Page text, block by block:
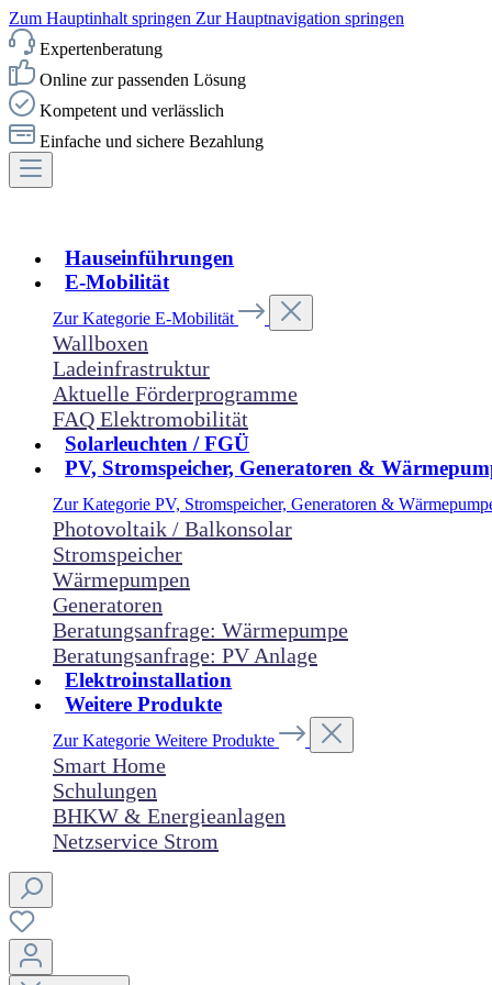
Zum Hauptinhalt springen Zur Hauptnavigation springen
Expertenberatung
Online zur passenden Lösung
Kompetent und verlässlich
Einfache und sichere Bezahlung
Hauseinführungen
E-Mobilität
Zur Kategorie E-Mobilität
Wallboxen
Ladeinfrastruktur
Aktuelle Förderprogramme
FAQ Elektromobilität
Solarleuchten / FGÜ
PV, Stromspeicher, Generatoren &
Zur Kategorie PV, Stromspeicher, Generatoren &
Photovoltaik / Balkonsolar
Stromspeicher
Wärmepumpen
Generatoren
Beratungsanfrage: Wärmepumpe
Beratungsanfrage: PV Anlage
Elektroinstallation
Weitere Produkte
Zur Kategorie Weitere Produkte
Smart Home
Schulungen
BHKW & Energieanlagen
Netzservice Strom